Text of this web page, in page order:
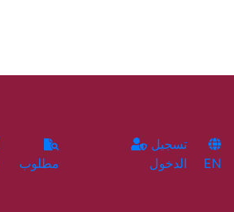
مطلوب
الدخول
EN